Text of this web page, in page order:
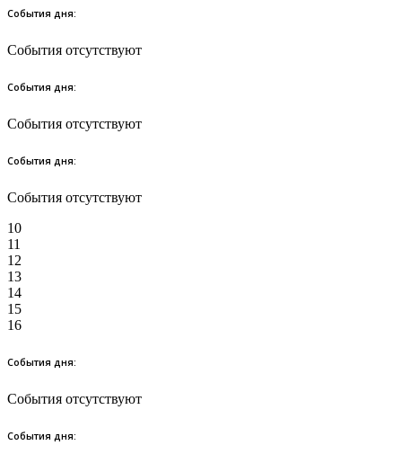
События дня:
События отсутствуют
События дня:
События отсутствуют
События дня:
События отсутствуют
10
11
12
13
14
15
16
События дня:
События отсутствуют
События дня: